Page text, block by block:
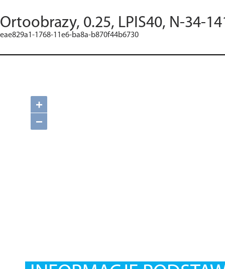
Ortoobrazy, 0.25, LPIS40, N-34-
eae829a1-1768-11e6-ba8a-b870f44b6730
+
−